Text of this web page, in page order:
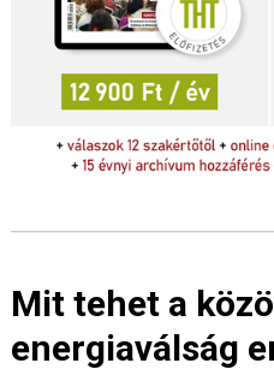
Mit tehet a
energiaválság